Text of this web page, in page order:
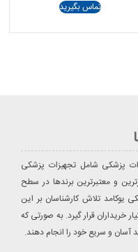
تماس بگیرید
پزشکی شامل تجهیزات پزشکی
و معتبرترین برندها در سطح
یوکامد تلاش کارشناسان بر این
خریداران قرار گیرد. به صورتی که
آسان و سریع خود را انجام دهند.